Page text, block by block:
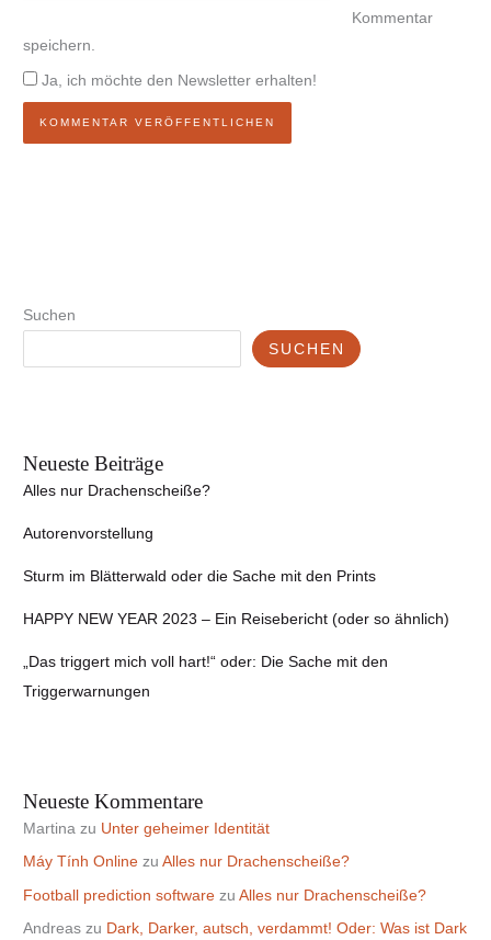
Kommentar
speichern.
Ja, ich möchte den Newsletter erhalten!
Suchen
SUCHEN
Neueste Beiträge
Alles nur Drachenscheiße?
Autorenvorstellung
Sturm im Blätterwald oder die Sache mit den Prints
HAPPY NEW YEAR 2023 – Ein Reisebericht (oder so ähnlich)
„Das triggert mich voll hart!“ oder: Die Sache mit den
Triggerwarnungen
Neueste Kommentare
Martina zu Unter geheimer Identität
Máy Tính Online zuAlles nur Drachenscheiße?
Football prediction software zuAlles nur Drachenscheiße?
Andreas zu Dark, Darker, autsch, verdammt! Oder: Was ist Dark